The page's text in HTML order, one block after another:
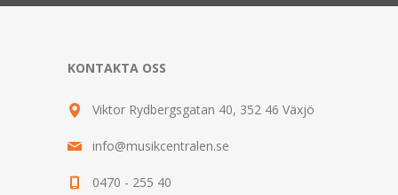
KONTAKTA OSS
Viktor Rydbergsgatan 40, 352 46 Växjö
info@musikcentralen.se
0470 - 255 40